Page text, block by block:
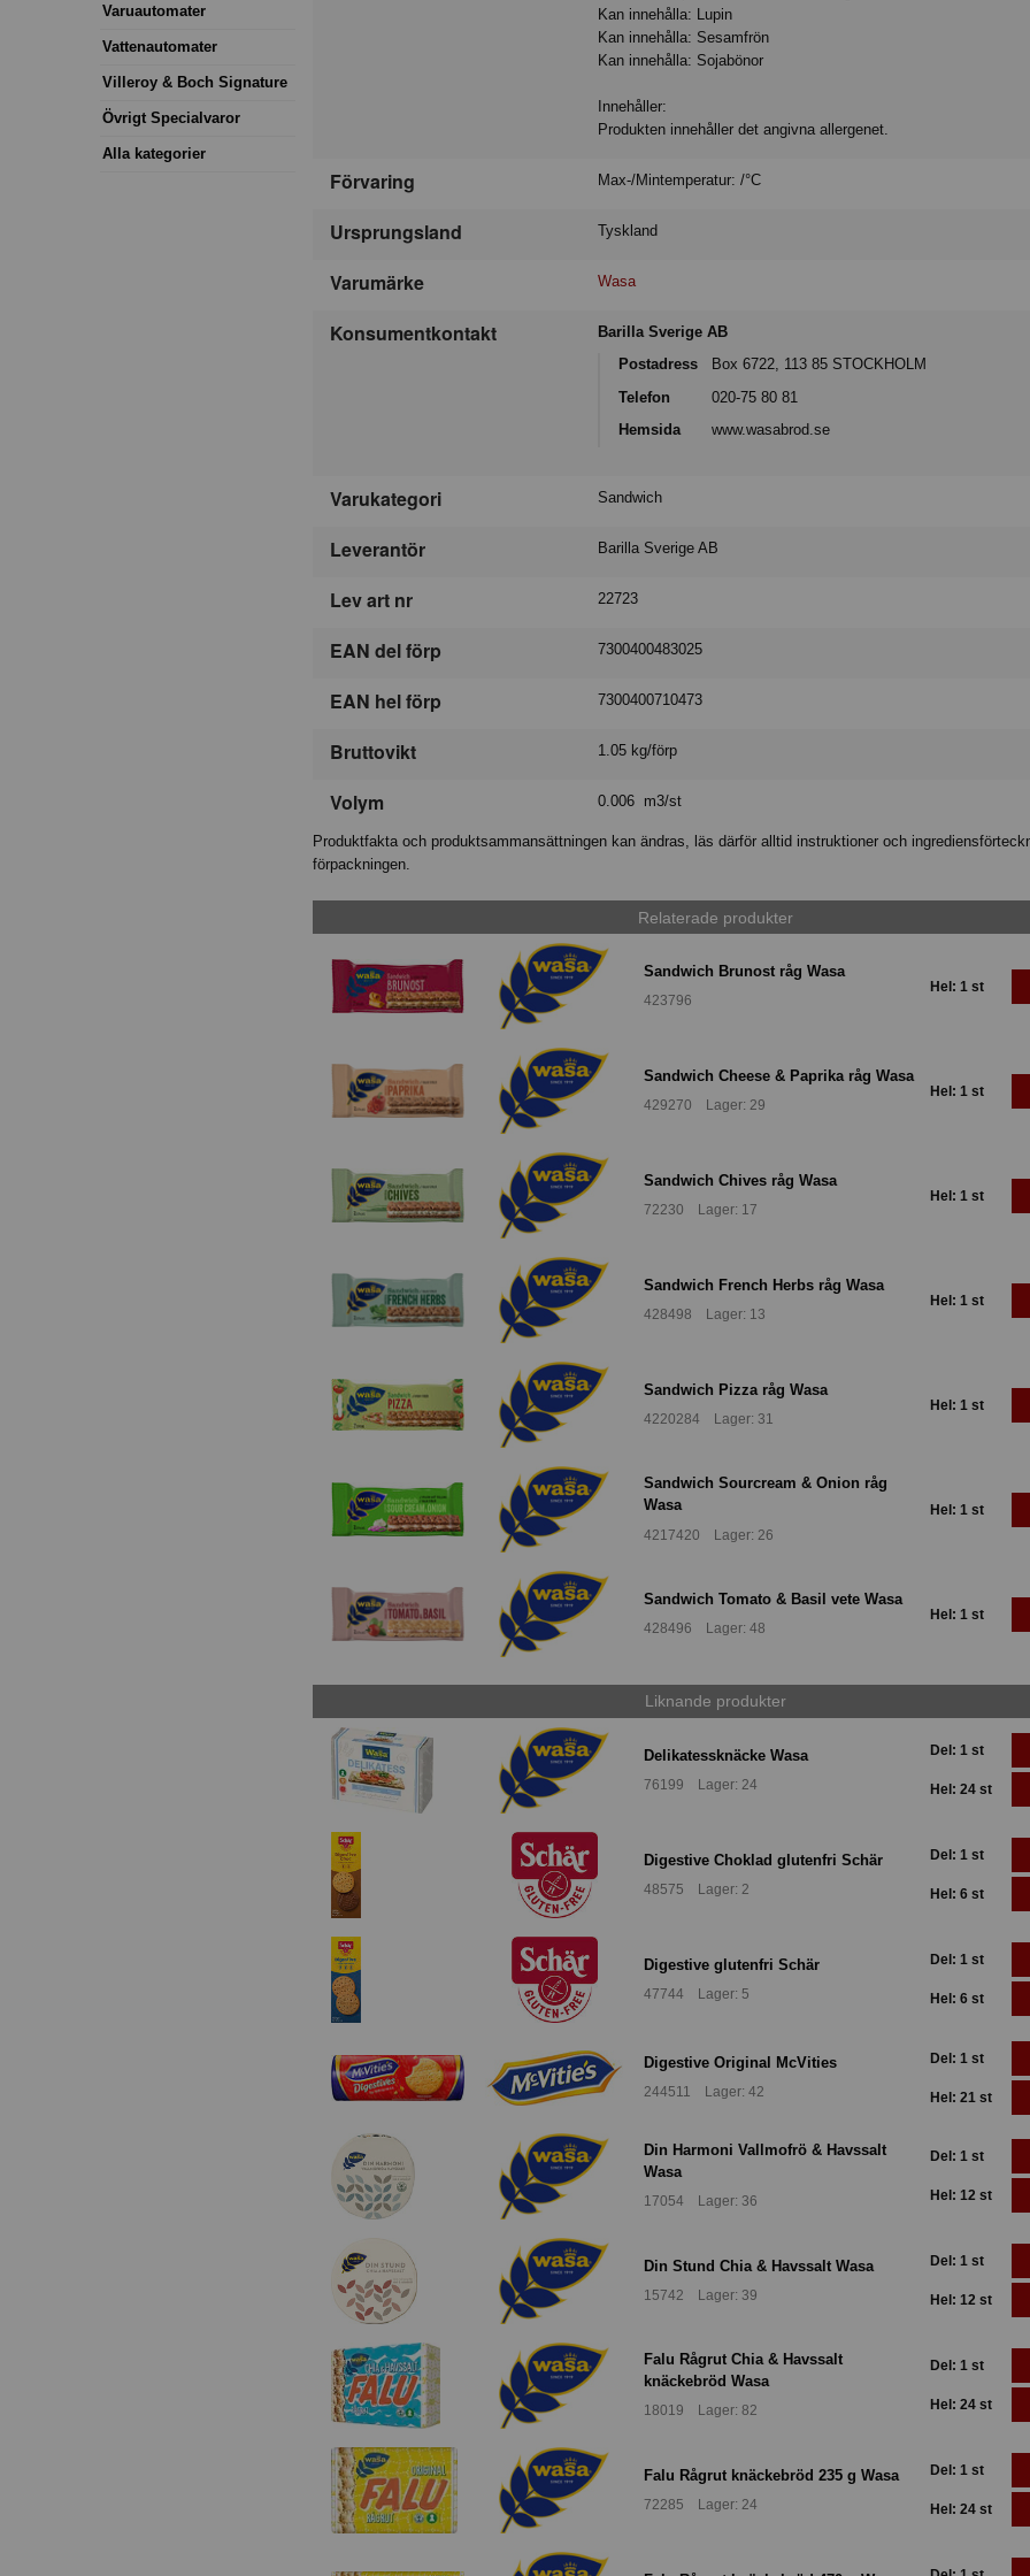
Varuautomater
Vattenautomater
Villeroy & Boch Signature
Övrigt Specialvaror
Alla kategorier
Kan innehålla: Lupin
Kan innehålla: Sesamfrön
Kan innehålla: Sojabönor
Innehåller:
Produkten innehåller det angivna allergenet.
Förvaring Max-/Mintemperatur: /°C
Ursprungsland Tyskland
Varumärke Wasa
Konsumentkontakt
Barilla Sverige AB
Postadress
Box 6722, 113 85 STOCKHOLM
Telefon
020-75 80 81
Hemsida
www.wasabrod.se
Varukategori Sandwich
Leverantör Barilla Sverige AB
Lev art nr 22723
EAN del förp 7300400483025
EAN hel förp 7300400710473
Bruttovikt 1.05 kg/förp
Volym 0.006 m3/st
Produktfakta och produktsammansättningen kan ändras, läs därför alltid instruktioner och
förpackningen.
Relaterade produkter
Sandwich Brunost råg Wasa
423796
Hel: 1 st
Sandwich Cheese & Paprika råg Wasa
429270 Lager: 29
Hel: 1 st
Sandwich Chives råg Wasa
72230 Lager: 17
Hel: 1 st
Sandwich French Herbs råg Wasa
428498 Lager: 13
Hel: 1 st
Sandwich Pizza råg Wasa
4220284 Lager: 31
Hel: 1 st
Sandwich Sourcream & Onion råg
Wasa
4217420 Lager: 26
Hel: 1 st
Sandwich Tomato & Basil vete Wasa
428496 Lager: 48
Hel: 1 st
Liknande produkter
Delikatessknäcke Wasa
76199 Lager: 24
Del: 1 st
Hel: 24 st
Digestive Choklad glutenfri Schär
48575 Lager: 2
Del: 1 st
Hel: 6 st
Digestive glutenfri Schär
47744 Lager: 5
Del: 1 st
Hel: 6 st
Digestive Original McVities
244511 Lager: 42
Del: 1 st
Hel: 21 st
Din Harmoni Vallmofrö & Havssalt
Wasa
17054 Lager: 36
Del: 1 st
Hel: 12 st
Din Stund Chia & Havssalt Wasa
15742 Lager: 39
Del: 1 st
Hel: 12 st
Falu Rågrut Chia & Havssalt
knäckebröd Wasa
18019 Lager: 82
Del: 1 st
Hel: 24 st
Falu Rågrut knäckebröd 235 g Wasa
72285 Lager: 24
Del: 1 st
Hel: 24 st